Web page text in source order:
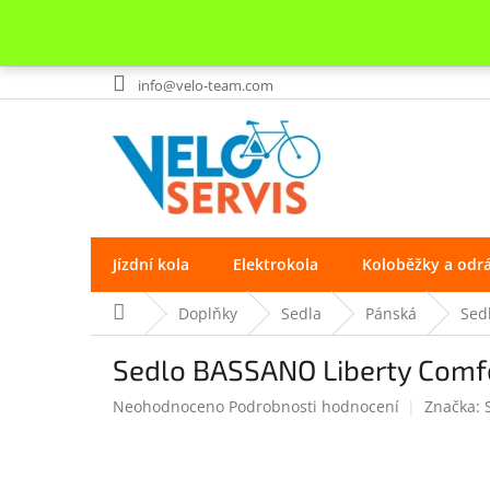
Přejít
na
info@velo-team.com
Jízdní kola Elektrokola Koloběžky a
Domů Doplňky Sedla Pánská
Sedlo BASSANO Liberty
Průměrné
Neohodnoceno Podrobnosti hodnocení Značka: